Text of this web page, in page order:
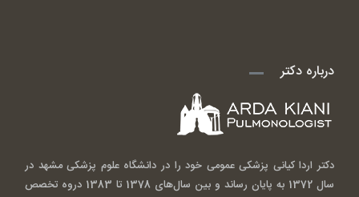
درباره دکتر
دکتر اردا کیانی پزشکی عمومی خود را در دانشگاه علوم پزشکی مشهد در
سال 1372 به پایان رساند و بین سال‌های 1378 تا 1383 دروه تخصص